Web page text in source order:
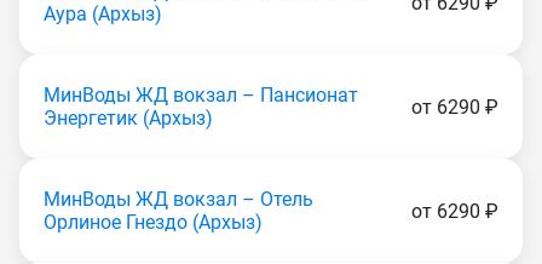
Аура (Apxыз)
МинВоды ЖД вокзал – Пансионат
Энергетик (Apxыз)
от 6290 ₽
МинВоды ЖД вокзал – Отель
Орлиное Гнездо (Apxыз)
от 6290 ₽